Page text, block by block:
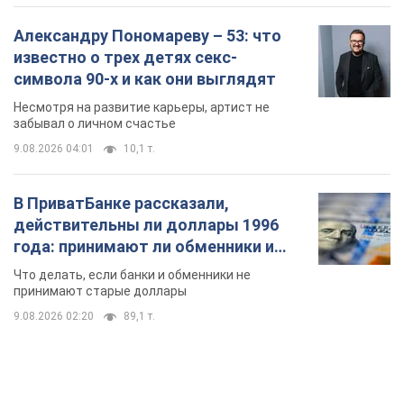
Александру Пономареву – 53: что
известно о трех детях секс-
символа 90-х и как они выглядят
Несмотря на развитие карьеры, артист не
забывал о личном счастье
9.08.2026 04:01 10,1 т.
В ПриватБанке рассказали,
действительны ли доллары 1996
года: принимают ли обменники и
банки такие купюры
Что делать, если банки и обменники не
принимают старые доллары
9.08.2026 02:20 89,1 т.